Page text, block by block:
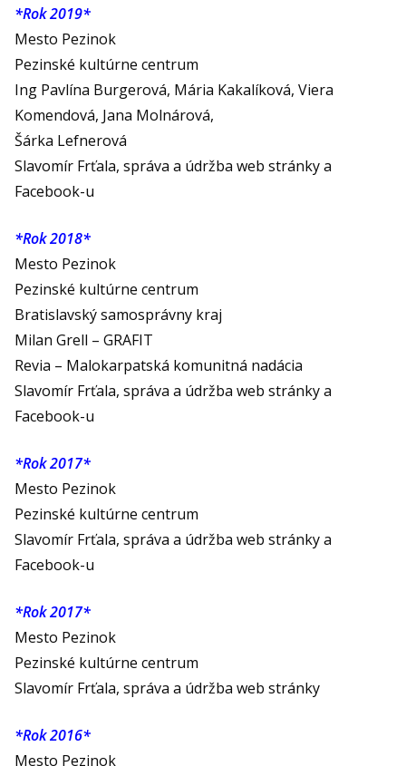
*Rok 2019*
Mesto Pezinok
Pezinské kultúrne centrum
Ing Pavlína Burgerová, Mária Kakalíková, Viera
Komendová, Jana Molnárová,
Šárka Lefnerová
Slavomír Frťala, správa a údržba web stránky a
Facebook-u
*Rok 2018*
Mesto Pezinok
Pezinské kultúrne centrum
Bratislavský samosprávny kraj
Milan Grell – GRAFIT
Revia – Malokarpatská komunitná nadácia
Slavomír Frťala, správa a údržba web stránky a
Facebook-u
*Rok 2017*
Mesto Pezinok
Pezinské kultúrne centrum
Slavomír Frťala, správa a údržba web stránky a
Facebook-u
*Rok 2017*
Mesto Pezinok
Pezinské kultúrne centrum
Slavomír Frťala, správa a údržba web stránky
*Rok 2016*
Mesto Pezinok